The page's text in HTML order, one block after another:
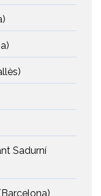
Sadurní